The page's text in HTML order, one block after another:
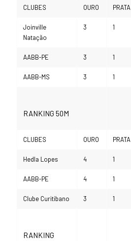
CLUBES OURO PRATA
Joinville
Natação
3 1
AABB-PE 3 1
AABB-MS 3 1
RANKING 50M
CLUBES OURO PRATA
Hedla Lopes 4 1
AABB-PE 4 1
Clube Curitibano 3 1
RANKING